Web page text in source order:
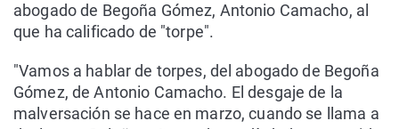
abogado de Begoña Gómez, Antonio Camacho, al
que ha calificado de "torpe".
"Vamos a hablar de torpes, del abogado de Begoña
Gómez, de Antonio Camacho. El desgaje de la
malversación se hace en marzo, cuando se llama a